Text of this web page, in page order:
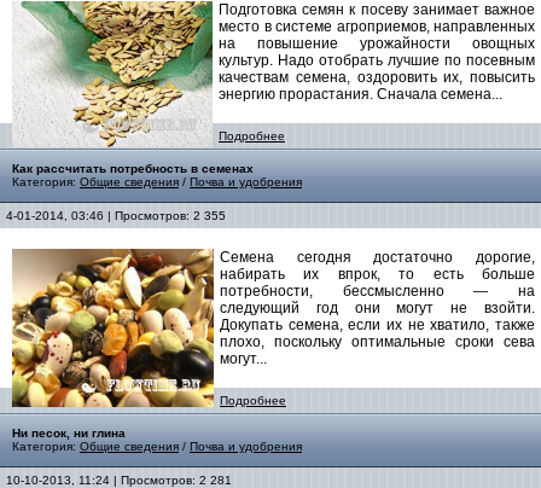
Подготовка семян к посеву занимает важное
место в системе агроприемов, направленных
на повышение урожайности овощных
культур. Надо отобрать лучшие по посевным
качествам семена, оздоровить их, повысить
энергию прорастания. Сначала семена...
Подробнее
Как рассчитать потребность в семенах
Категория: Общие сведения / Почва и удобрения
4-01-2014, 03:46 | Просмотров: 2 355
Семена сегодня достаточно дорогие,
набирать их впрок, то есть больше
потребности, бессмысленно — на
следующий год они могут не взойти.
Докупать семена, если их не хватило, также
плохо, поскольку оптимальные сроки сева
могут...
Подробнее
Ни песок, ни глина
Категория: Общие сведения / Почва и удобрения
10-10-2013, 11:24 | Просмотров: 2 281